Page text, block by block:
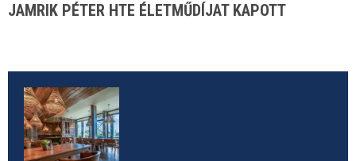
JAMRIK PÉTER HTE ÉLETMŰDÍJAT KAPOTT